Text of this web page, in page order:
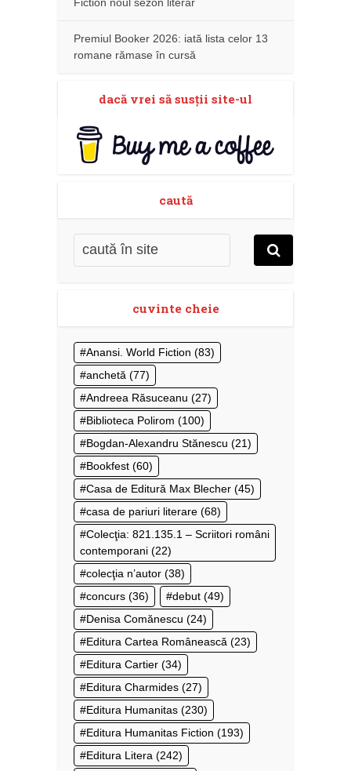
Premiul Booker 2026: iată lista celor 13
romane rămase în cursă
dacă vrei să susţii site-ul
caută
cuvinte cheie
Anansi. World Fiction (83)
anchetă (77)
Andreea Răsuceanu (27)
Biblioteca Polirom (100)
Bogdan-Alexandru Stănescu (21)
Bookfest (60)
Casa de Editură Max Blecher (45)
casa de pariuri literare (68)
Colecţia: 821.135.1 – Scriitori români
contemporani (22)
colecţia n’autor (38)
concurs (36) debut (49)
Denisa Comănescu (24)
Editura Cartea Românească (23)
Editura Cartier (34)
Editura Charmides (27)
Editura Humanitas (230)
Editura Humanitas Fiction (193)
Editura Litera (242)